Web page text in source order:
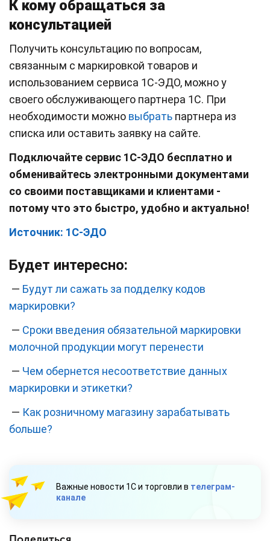
К кому обращаться за
консультацией
Получить консультацию по вопросам,
связанным с маркировкой товаров и
использованием сервиса 1С-ЭДО, можно у
своего обслуживающего партнера 1С. При
необходимости можно выбрать партнера из
списка или оставить заявку на сайте.
Подключайте сервис 1С-ЭДО бесплатно и
обменивайтесь электронными документами
со своими поставщиками и клиентами -
потому что это быстро, удобно и актуально!
Источник: 1С-ЭДО
Будет интересно:
— Будут ли сажать за подделку кодов
маркировки?
— Сроки введения обязательной маркировки
молочной продукции могут перенести
— Чем обернется несоответствие данных
маркировки и этикетки?
— Как розничному магазину зарабатывать
больше?
Важные новости 1С и торговли в телеграм-
канале